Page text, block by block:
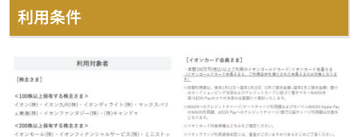
利用条件